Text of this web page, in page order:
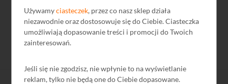
Używamyciasteczek, przez co nasz sklep działa
niezawodnie oraz dostosowuje się do Ciebie. Ciasteczka
umożliwiają dopasowanie treści i promocji do Twoich
zainteresowań.
Jeśli się nie zgodzisz, nie wpłynie to na wyświetlanie
reklam, tylko nie będą one do Ciebie dopasowane.